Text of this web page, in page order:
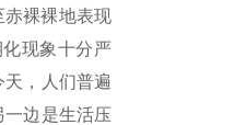
赤裸裸地表现
现象十分严
，人们普遍
边是生活压